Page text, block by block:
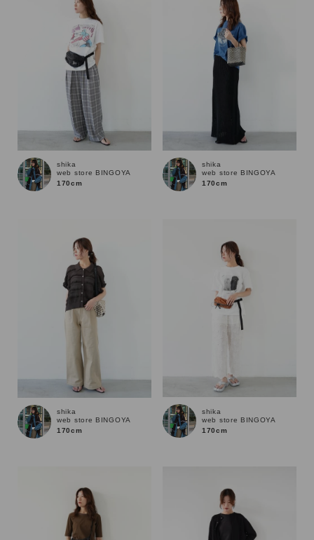
商品タイプ
通常商品 予約商品
セール価格 WEB限定
在庫あり 在庫なし含む
shika
web store BINGOYA
170cm
shika
web store BINGOYA
170cm
shika
web store BINGOYA
170cm
shika
web store BINGOYA
170cm